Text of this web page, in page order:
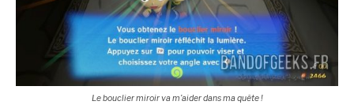
Le bouclier miroir va m’aider dans ma quête !